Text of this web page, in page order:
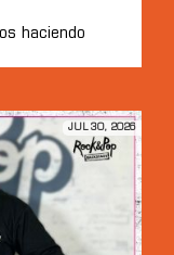
haciendo
JUL 30, 2026